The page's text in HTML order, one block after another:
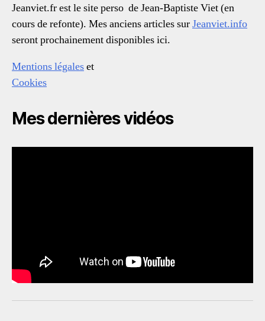
Jeanviet.fr est le site perso de Jean-Baptiste Viet (en
cours de refonte). Mes anciens articles surJeanviet.info
seront prochainement disponibles ici.
Mentions légaleset
Cookies
Mes dernières vidéos